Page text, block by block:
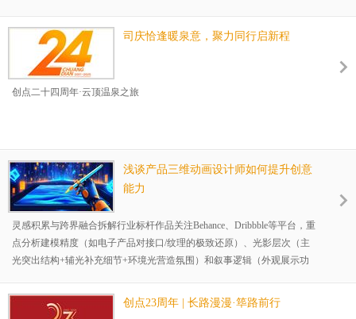
业技术的发展，并积极将Cinema 4D（C4D）与AI技术相结合，为客户打
造更高品质、更高效率的产品宣传动画。传统三维动画制作通常需要经历
方案策划、脚本创意、建模、材质、灯光、动画、渲染以及后期合成等多
个流程，每一个环节
司庆恰逢暖泉意，聚力同行启新程
创点二十四周年·云顶温泉之旅
浅谈产品三维动画设计师如何提升创意
能力
灵感积累与跨界融合拆解行业标杆作品关注Behance、Dribbble等平台，重
点分析建模精度（如电子产品对接口/纹理的极致还原）、光影层次（主
光突出结构+辅光补充细节+环境光营造氛围）和叙事逻辑（外观展示功
点。跨界知识转化 艺术领域：借鉴印象派色彩碰撞、立体主义结构解构
等表现手法 影视领域：运用推拉摇移镜头语言构建故事线，参考分镜节
创点23周年 | 长路漫漫·筚路前行